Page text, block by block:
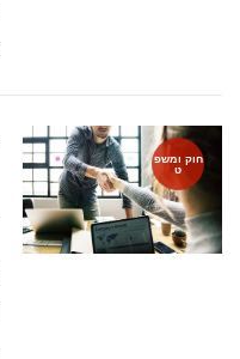
חוק ומשפ
ט